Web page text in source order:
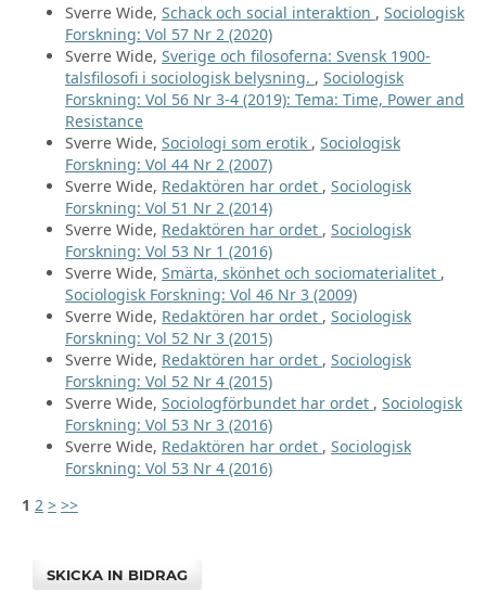
Sverre Wide, Schack och social interaktion , Sociologisk
Forskning: Vol 57 Nr 2 (2020)
Sverre Wide, Sverige och filosoferna: Svensk 1900-
talsfilosofi i sociologisk belysning. , Sociologisk
Forskning: Vol 56 Nr 3-4 (2019): Tema: Time, Power and
Resistance
Sverre Wide, Sociologi som erotik , Sociologisk
Forskning: Vol 44 Nr 2 (2007)
Sverre Wide, Redaktören har ordet , Sociologisk
Forskning: Vol 51 Nr 2 (2014)
Sverre Wide, Redaktören har ordet , Sociologisk
Forskning: Vol 53 Nr 1 (2016)
Sverre Wide, Smärta, skönhet och sociomaterialitet ,
Sociologisk Forskning: Vol 46 Nr 3 (2009)
Sverre Wide, Redaktören har ordet , Sociologisk
Forskning: Vol 52 Nr 3 (2015)
Sverre Wide, Redaktören har ordet , Sociologisk
Forskning: Vol 52 Nr 4 (2015)
Sverre Wide, Sociologförbundet har ordet , Sociologisk
Forskning: Vol 53 Nr 3 (2016)
Sverre Wide, Redaktören har ordet , Sociologisk
Forskning: Vol 53 Nr 4 (2016)
1 2 > >>
SKICKA IN BIDRAG